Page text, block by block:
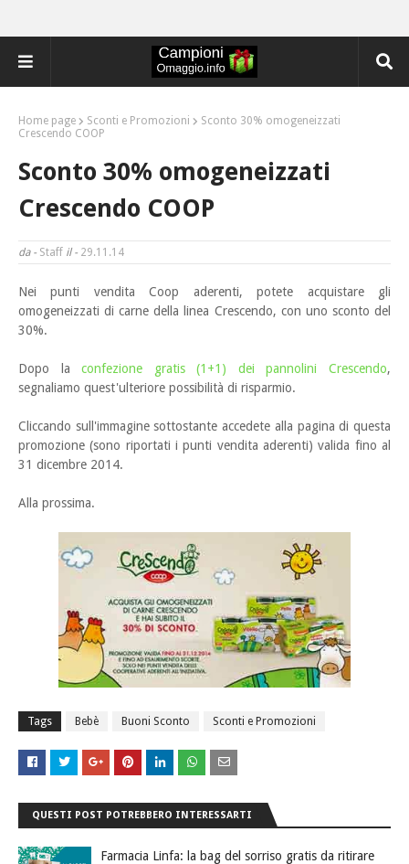
Home page Sconti e Promozioni
Sconto 30% omogeneizzati
Crescendo COOP
Sconto 30% omogeneizzati
Crescendo COOP
da - Staff il - 29.11.14
Nei punti vendita Coop aderenti, potete acquistare gli
omogeneizzati di carne della linea Crescendo, con uno sconto del
30%.
Dopo laconfezione gratis (1+1) dei pannolini Crescendo,
segnaliamo quest'ulteriore possibilità di risparmio.
Cliccando sull'immagine sottostante accedete alla pagina di questa
promozione (sono riportati i punti vendita aderenti) valida fino al
31 dicembre 2014.
Alla prossima.
Tags Bebè Buoni Sconto Sconti e Promozioni
QUESTI POST POTREBBERO INTERESSARTI
Farmacia Linfa: la bag del sorriso gratis da ritirare